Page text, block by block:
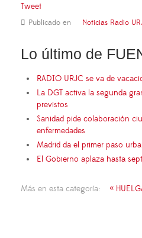
Tweet
Publicado en Noticias Radio
Lo último de
RADIO URJC se va de
La DGT activa la segunda
previstos
Sanidad pide colaboración
enfermedades
Madrid da el primer paso
El Gobierno aplaza hasta
Más en esta categoría: «